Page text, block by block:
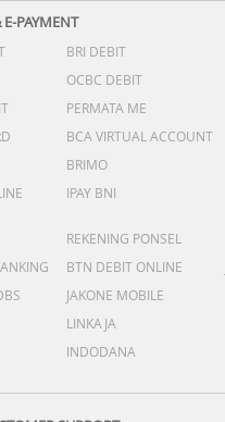
PAYMENT
BRI DEBIT
OCBC DEBIT
PERMATA ME
BCA VIRTUAL ACCOUNT
BRIMO
IPAY BNI
REKENING PONSEL
BTN DEBIT ONLINE
JAKONE MOBILE
LINKAJA
INDODANA